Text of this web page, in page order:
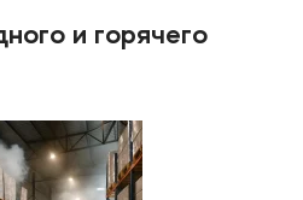
и горячего